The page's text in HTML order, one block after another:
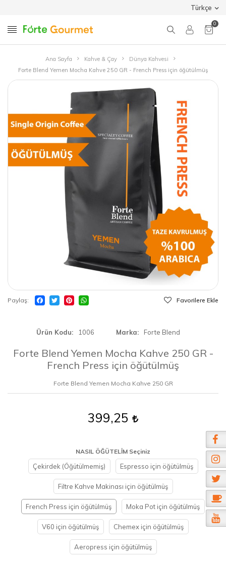
Türkçe
0
Ana Sayfa Kahve & Çay
Dünya Kahvesi
Forte Blend Yemen Mocha Kahve 250 GR - French Press için öğütülmüş
Paylaş Favorilere Ekle
Ürün Kodu 1006 Marka Forte Blend
Forte Blend Yemen Mocha Kahve 250 GR -
French Press için öğütülmüş
Forte Blend Yemen Mocha Kahve 250 GR
399,25
NASIL ÖĞÜTELİM Seçiniz
Çekirdek (Öğütülmemiş) Espresso için öğütülmüş
Filtre Kahve Makinası için öğütülmüş
French Press için öğütülmüş Moka Pot için öğütülmüş
V60 için öğütülmüş Chemex için öğütülmüş
Aeropress için öğütülmüş